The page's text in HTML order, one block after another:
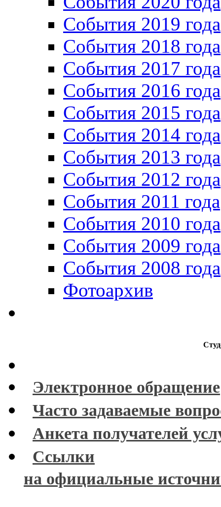
События 2019 года
События 2018 года
События 2017 года
События 2016 года
События 2015 года
События 2014 года
События 2013 года
События 2012 года
События 2011 года
События 2010 года
События 2009 года
События 2008 года
Фотоархив
Электронное обращение
Часто задаваемые
Анкета получателей
Ссылки
на официальные